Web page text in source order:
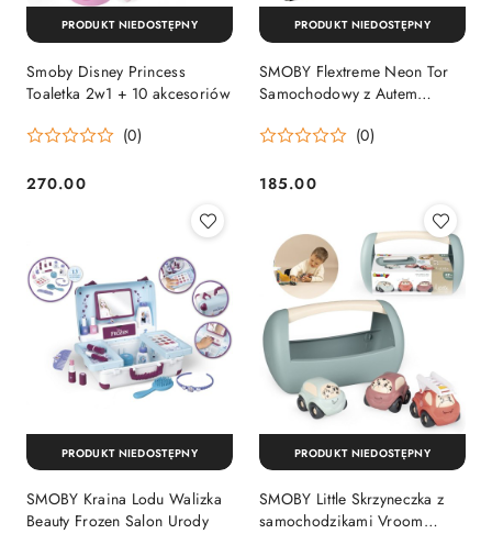
Smoby Disney Princess
Toaletka 2w1 + 10 akcesoriów
(0)
Cena:
270.00
PRODUKT NIEDOSTĘPNY
SMOBY Flextreme Neon Tor
Samochodowy z Autem
(0)
Cena:
185.00
PRODUKT NIEDOSTĘPNY
SMOBY Kraina Lodu Walizka
Beauty Frozen Salon Urody
PRODUKT NIEDOSTĘPNY
SMOBY Little Skrzyneczka z
samochodzikami Vroom
PRODUKT NIEDOSTĘPNY